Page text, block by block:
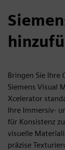
Bringen Sie Ihre
Siemens Visual
Xcelerator
Ihre Immersiv-
für Konsistenz
visuelle
präzise